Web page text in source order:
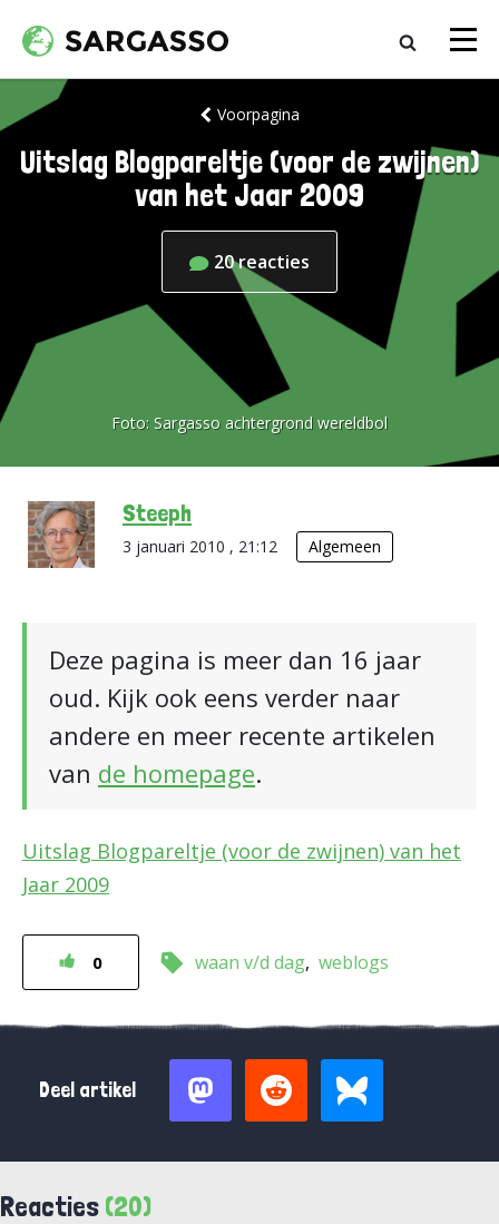
Voorpagina
Uitslag Blogpareltje (voor de zwijnen)
van het Jaar 2009
20reacties
Foto: Sargasso achtergrond wereldbol
Steeph
3 januari 2010 , 21:12 Algemeen
Deze pagina is meer dan 16 jaar
oud. Kijk ook eens verder naar
andere en meer recente artikelen
van de homepage.
Uitslag Blogpareltje (voor de zwijnen) van het
Jaar 2009
0 waan v/d dag weblogs
Deel artikel
Reacties (20)